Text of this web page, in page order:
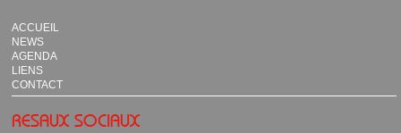
ACCUEIL
NEWS
AGENDA
LIENS
CONTACT
RESAUX SOCIAUX